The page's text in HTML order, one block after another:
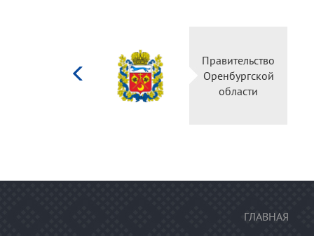
Правительство
Оренбургской
области
ГЛАВНАЯ